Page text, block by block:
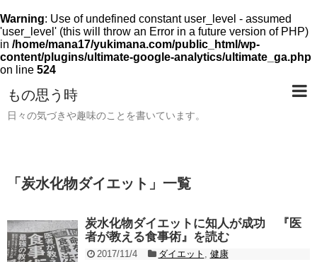
Warning: Use of undefined constant user_level - assumed
'user_level' (this will throw an Error in a future version of PHP)
in /home/mana17/yukimana.com/public_html/wp-
content/plugins/ultimate-google-analytics/ultimate_ga.php
on line 524
もの思う時
日々の気づきや趣味のことを書いています。
「 炭水化物ダイエット 」 一覧
炭水化物ダイエットに知人が成功 『医
者が教える食事術』を読む
2017/11/4 ダイエット
健康